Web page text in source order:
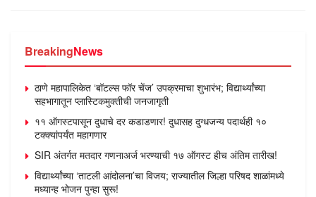
BreakingNews
ठाणे महापालिकेत ‘बॉटल्स फॉर चेंज’ उपक्रमाचा शुभारंभ; विद्यार्थ्यांच्या
सहभागातून प्लास्टिकमुक्तीची जनजागृती
११ ऑगस्टपासून दुधाचे दर कडाडणार! दुधासह दुग्धजन्य पदार्थही १०
टक्क्यांपर्यंत महागणार
SIR अंतर्गत मतदार गणनाअर्ज भरण्याची १७ ऑगस्ट हीच अंतिम तारीख!
विद्यार्थ्यांच्या ‘ताटली आंदोलना’चा विजय; राज्यातील जिल्हा परिषद शाळांमध्ये
मध्यान्ह भोजन पुन्हा सुरू!